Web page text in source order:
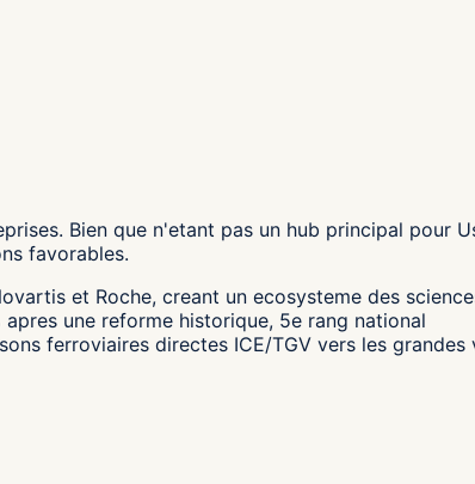
Bien que n'etant pas un hub principal pour
favorables.
et Roche, creant un ecosysteme des
une reforme historique, 5e rang national
ferroviaires directes ICE/TGV vers les grandes